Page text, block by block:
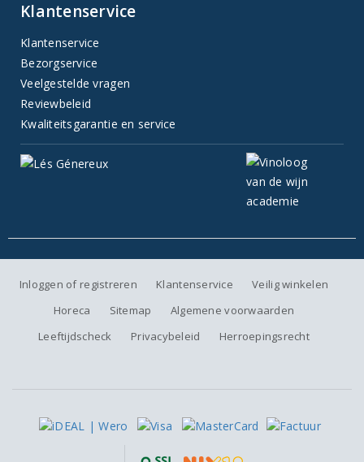
Klantenservice
Klantenservice
Bezorgservice
Veelgestelde vragen
Reviewbeleid
Kwaliteitsgarantie en service
Inloggen of registreren Klantenservice
Veilig winkelen
Horeca
Sitemap
Algemene voorwaarden
Leeftijdscheck
Privacybeleid Herroepingsrecht